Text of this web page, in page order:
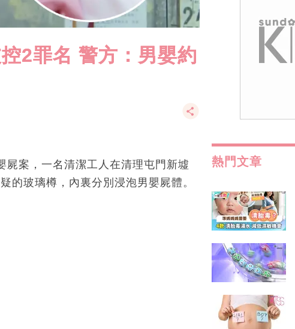
2罪名 警方：男嬰約
屍案，一名清潔工人在清理屯門新墟
的玻璃樽，內裏分別浸泡男嬰屍體。
熱門文章